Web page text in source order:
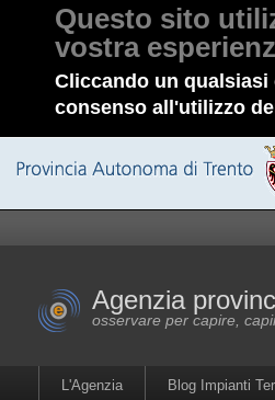
Questo sito
vostra
Cliccando un
consenso all'utilizzo
Agenzia
osservare per capire,
L'Agenzia Blog Impianti